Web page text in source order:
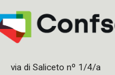
via di Saliceto nº 1/4/a